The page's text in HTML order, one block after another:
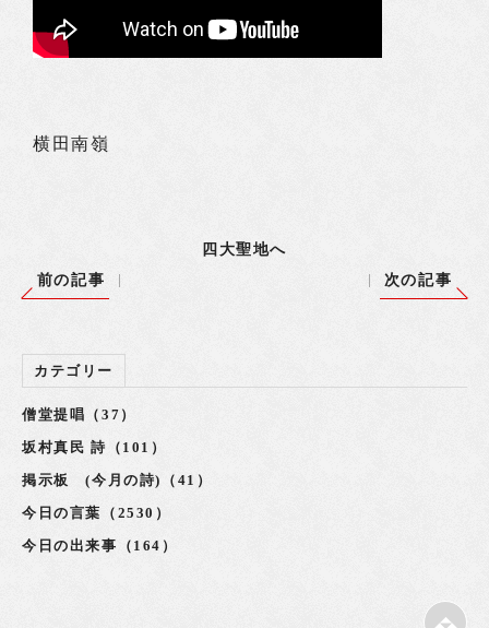
横田南嶺
四大聖地へ
前の記事
次の記事
カテゴリー
僧堂提唱（37）
坂村真民 詩（101）
掲示板 (今月の詩)（41）
今日の言葉（2530）
今日の出来事（164）